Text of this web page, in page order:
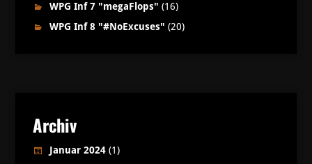
WPG Inf 7 "megaFlops" (16)
WPG Inf 8 "#NoExcuses" (20)
Archiv
Januar 2024(1)